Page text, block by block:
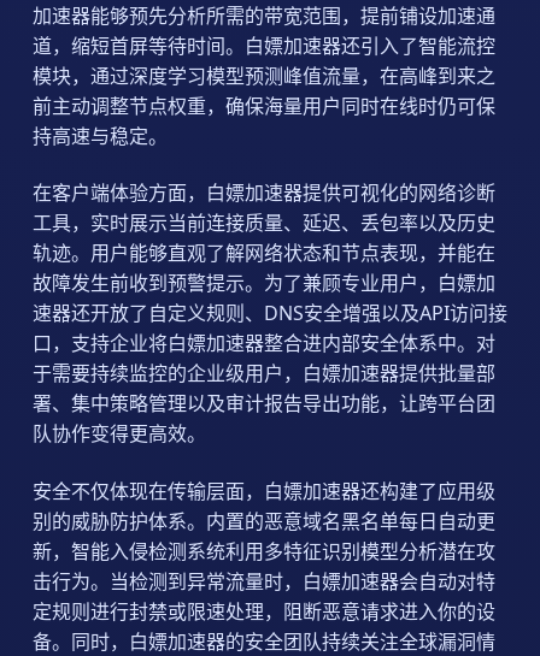
加速器能够预先分析所需的带宽范围，提前铺设加速通
道，缩短首屏等待时间。白嫖加速器还引入了智能流控
模块，通过深度学习模型预测峰值流量，在高峰到来之
前主动调整节点权重，确保海量用户同时在线时仍可保
持高速与稳定。
在客户端体验方面，白嫖加速器提供可视化的网络诊断
工具，实时展示当前连接质量、延迟、丢包率以及历史
轨迹。用户能够直观了解网络状态和节点表现，并能在
故障发生前收到预警提示。为了兼顾专业用户，白嫖加
速器还开放了自定义规则、DNS安全增强以及API访问接
口，支持企业将白嫖加速器整合进内部安全体系中。对
于需要持续监控的企业级用户，白嫖加速器提供批量部
署、集中策略管理以及审计报告导出功能，让跨平台团
队协作变得更高效。
安全不仅体现在传输层面，白嫖加速器还构建了应用级
别的威胁防护体系。内置的恶意域名黑名单每日自动更
新，智能入侵检测系统利用多特征识别模型分析潜在攻
击行为。当检测到异常流量时，白嫖加速器会自动对特
定规则进行封禁或限速处理，阻断恶意请求进入你的设
备。同时，白嫖加速器的安全团队持续关注全球漏洞情